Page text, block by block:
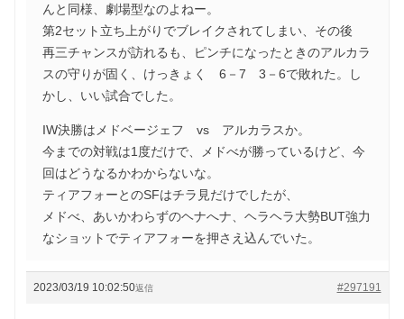
んと同様、劇場型なのよねー。
第2セット立ち上がりでブレイクされてしまい、その後
再三チャンスが訪れるも、ピンチになったときのアルカラ
スの守りが固く、けっきょく 6－7 3－6で敗れた。し
かし、いい試合でした。
IW決勝はメドベージェフ vs アルカラスか。
今までの対戦は1度だけで、メドべが勝っているけど、今
回はどうなるかわからないな。
ティアフォーとのSFはチラ見だけでしたが、
メドべ、あいかわらずのヘナへナ、ヘラヘラ大勢BUT強力
なショットでティアフォーを押さえ込んでいた。
2023/03/19 10:02:50 #297191
返信